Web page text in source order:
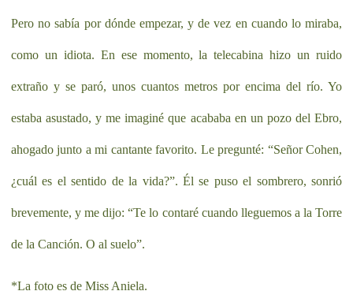
Pero no sabía por dónde empezar, y de vez en cuando lo miraba,
como un idiota. En ese momento, la telecabina hizo un ruido
extraño y se paró, unos cuantos metros por encima del río. Yo
estaba asustado, y me imaginé que acababa en un pozo del Ebro,
ahogado junto a mi cantante favorito. Le pregunté: “Señor Cohen,
¿cuál es el sentido de la vida?”. Él se puso el sombrero, sonrió
brevemente, y me dijo: “Te lo contaré cuando lleguemos a la Torre
de la Canción. O al suelo”.
*La foto es de Miss Aniela.